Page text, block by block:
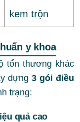
kem trộn
y khoa
tổn thương khác
dựng3 gói điều
trạng:
quả cao